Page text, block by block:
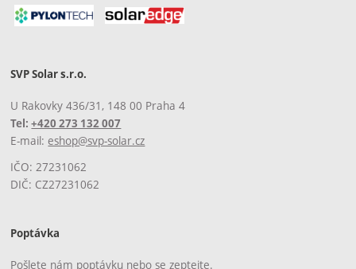
SVP Solar s.r.o.
U Rakovky 436/31, 148 00 Praha 4
Tel:+420 273 132 007
E-mail: eshop@svp-solar.cz
IČO: 27231062
DIČ: CZ27231062
Poptávka
Pošlete nám poptávku nebo se zeptejte.